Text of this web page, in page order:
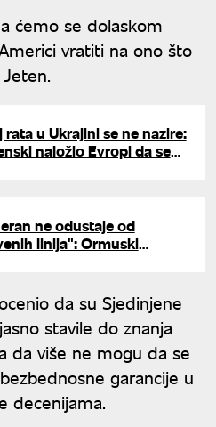
ćemo se dolaskom
vratiti na ono što
rata u Ukrajini se ne nazire:
naložio Evropi da se
ne odustaje od
linija": Ormuski
da su Sjedinjene
stavile do znanja
da više ne mogu da se
garancije u
decenijama.